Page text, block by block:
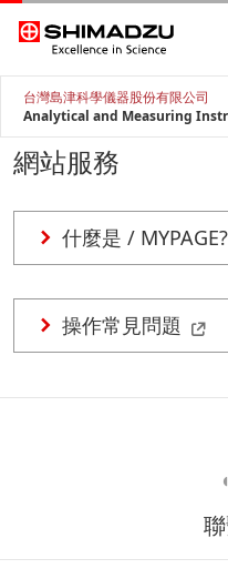
台灣島津科學儀器股份有限公司
Analytical and Measuring
網站服務
什麼是 / MYPAGE?
操作常見問題